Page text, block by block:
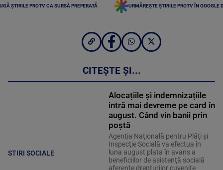
ȘTIRILE PROTV CA SURSĂ PREFERATĂ URMĂREȘTE ȘTIRILE PROTV ÎN GOOGLE
CITEȘTE ȘI...
STIRI SOCIALE
Alocațiile și indemnizațiile
intră mai devreme pe card în
august. Când vin banii prin
poștă
Agenţia Naţională pentru Plăţi şi
Inspecţie Socială va efectua în
luna august plata în avans a
beneficiilor de asistenţă socială
aferente drepturilor cuvenite